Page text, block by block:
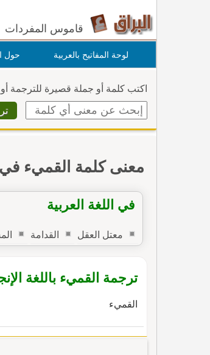
قاموس المفردات
لوحة المفاتيح بالعربية حول
اكتب كلمة أو جملة قصيرة للترجمة
معنى كلمة القميء
في اللغة العربية
معتل العقل القدامة
ترجمة القميء باللغة
القميء